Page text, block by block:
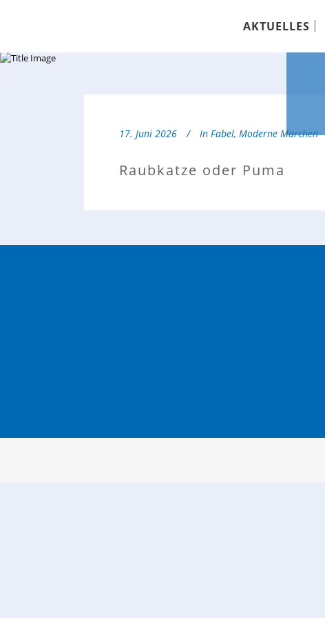
AKTUELLES
17. Juni 2026 In Fabel, Moderne Märchen
Raubkatze oder Puma